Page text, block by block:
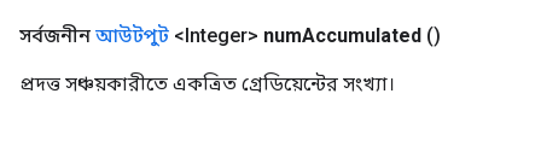
সর্বজনীন আউটপুট <Integer> numAccumulated ()
প্রদত্ত সঞ্চয়কারীতে একত্রিত গ্রেডিয়েন্টের সংখ্যা।